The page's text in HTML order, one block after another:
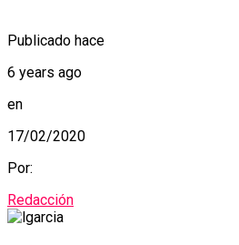
Publicado hace
6 years ago
en
17/02/2020
Por:
Redacción